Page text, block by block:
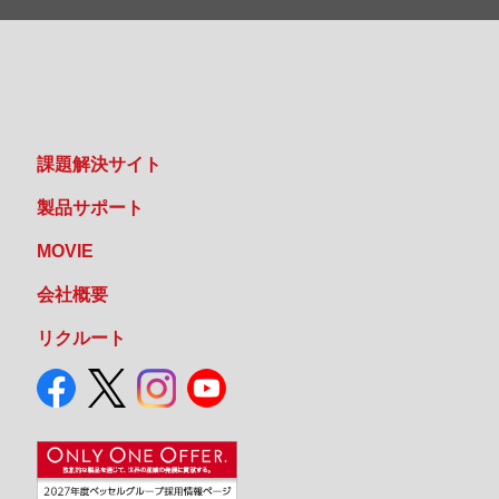
課題解決サイト
製品サポート
MOVIE
会社概要
リクルート